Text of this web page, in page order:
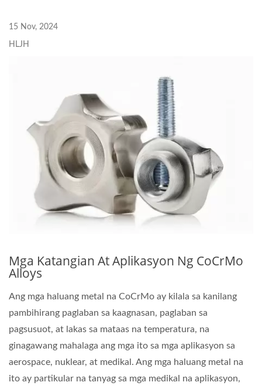
15 Nov, 2024
HLJH
Mga Katangian At Aplikasyon Ng CoCrMo
Alloys
Ang mga haluang metal na CoCrMo ay kilala sa kanilang
pambihirang paglaban sa kaagnasan, paglaban sa
pagsusuot, at lakas sa mataas na temperatura, na
ginagawang mahalaga ang mga ito sa mga aplikasyon sa
aerospace, nuklear, at medikal. Ang mga haluang metal na
ito ay partikular na tanyag sa mga medikal na aplikasyon,